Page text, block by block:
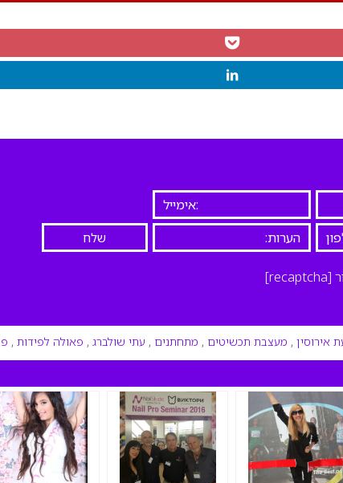
[recaptcha]
אירוסין , מעצבת תכשיטים , מתחתנים , עתי שולברג , פאולה לפידות ,